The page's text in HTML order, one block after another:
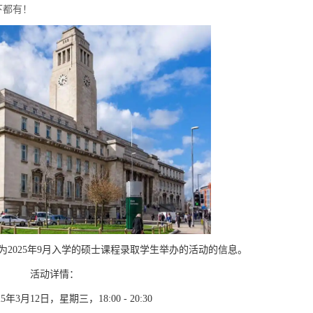
有！
2025年9月入学的硕士课程录取学生举办的活动的信息。
活动详情：
年3月 12日，星期三， 18:00 - 20:30